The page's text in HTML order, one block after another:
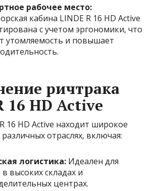
рабочее место:
кабина LINDE R 16 HD Active
с учетом эргономики, что
утомляемость и повышает
ричтрака
16 HD Active
16 HD Active находит широкое
отраслях, включая:
логистика: Идеален для
высоких складах и
центрах.